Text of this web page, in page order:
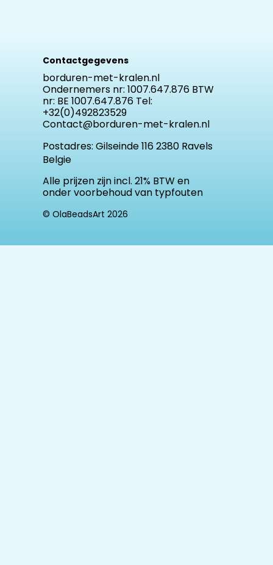
Contactgegevens
borduren-met-kralen.nl
Ondernemers nr: 1007.647.876 BTW
nr: BE 1007.647.876 Tel:
+32(0)492823529
Contact@borduren-met-kralen.nl
Postadres: Gilseinde 116 2380 Ravels
Belgie
Alle prijzen zijn incl. 21% BTW en
onder voorbehoud van typfouten
© OlaBeadsArt 2026